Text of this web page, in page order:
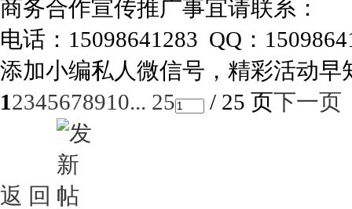
商务合作宣传推广事宜请联系：
电话：15098641283 QQ：
添加小编私人微信号，精彩活动早
12345678910... 25 / 25 页下一页
返 回